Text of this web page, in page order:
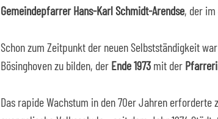
Gemeindepfarrer Hans-Karl Schmidt-Arendse, der
Schon zum Zeitpunkt der neuen Selbstständigkeit
Bösinghoven zu bilden, der Ende 1973 mit der
Das rapide Wachstum in den 70er Jahren